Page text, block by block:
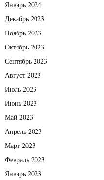
Январь 2024
Декабрь 2023
Ноябрь 2023
Октябрь 2023
Сентябрь 2023
Август 2023
Июль 2023
Июнь 2023
Май 2023
Апрель 2023
Март 2023
Февраль 2023
Январь 2023